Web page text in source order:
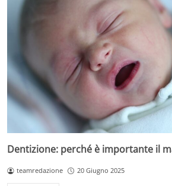
Dentizione: perché è importante il
teamredazione 20 Giugno 2025